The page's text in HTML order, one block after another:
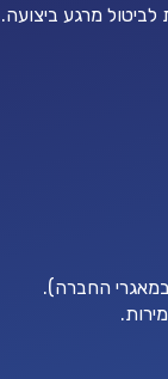
מרגע ביצועה.